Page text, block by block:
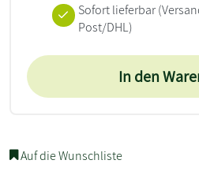
Sofort lieferbar
Post/DHL)
In den
Auf die Wunschliste